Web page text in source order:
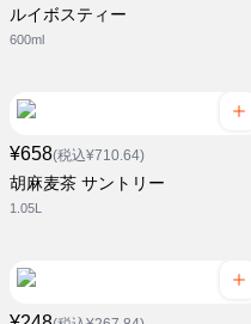
ルイボスティー
600ml
¥658(税込¥710.64)
胡麻麦茶 サントリー
1.05L